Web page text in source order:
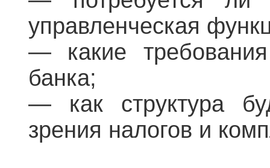
управленческая
— какие
банка;
— как структура
зрения налогов и